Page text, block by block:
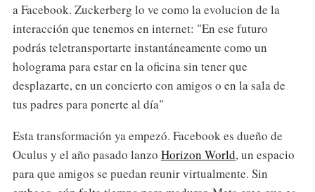
a Facebook. Zuckerberg lo ve como la evolucion de la
interacción que tenemos en internet: "En ese futuro
podrás teletransportarte instantáneamente como un
holograma para estar en la oficina sin tener que
desplazarte, en un concierto con amigos o en la sala de
tus padres para ponerte al día"
Esta transformación ya empezó. Facebook es dueño de
Oculus y el año pasado lanzo Horizon World, un espacio
para que amigos se puedan reunir virtualmente. Sin